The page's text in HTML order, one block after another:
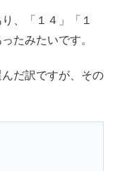
、「１４」「１
たみたいです。
だ訳ですが、その